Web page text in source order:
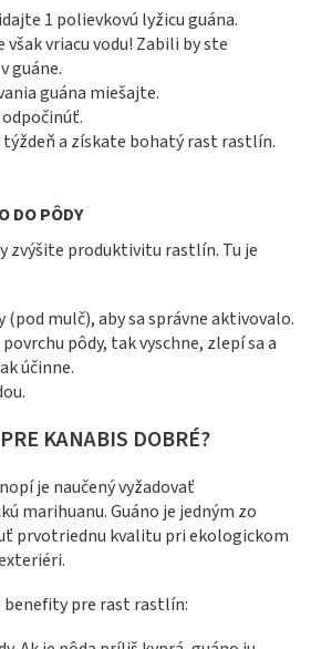
1 polievkovú lyžicu guána.
vriacu vodu! Zabili by ste
guáne.
guána miešajte.
a získate bohatý rast rastlín.
DO PÔDY
zvýšite produktivitu rastlín. Tu je
(pod mulč), aby sa správne aktivovalo.
pôdy, tak vyschne, zlepí sa a
účinne.
KANABIS DOBRÉ?
je naučený vyžadovať
marihuanu. Guáno je jedným zo
prvotriednu kvalitu pri ekologickom
benefity pre rast rastlín: